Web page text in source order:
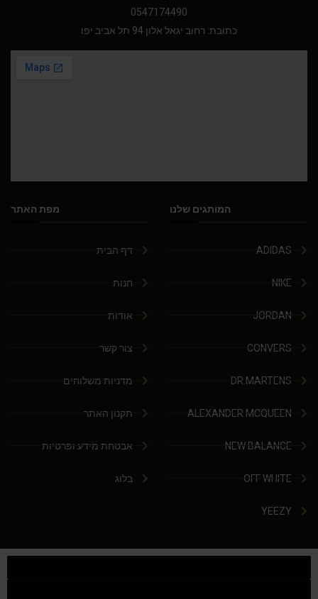
0547174490
כתובת: רחוב יגאל אלון 94 תל אביב יפו
המותגים שלנו
ADIDAS
NIKE
JORDAN
CONVERS
DR.MARTENS
ALEXANDER MCQUEEN
NEW BALANCE
OFF WHITE
YEEZY
מפת האתר
דף הבית
חנות
אודות
צור קשר
מדניות משלוחים
תקנון האתר
אבטחת מידע ופרטיות
בלוג